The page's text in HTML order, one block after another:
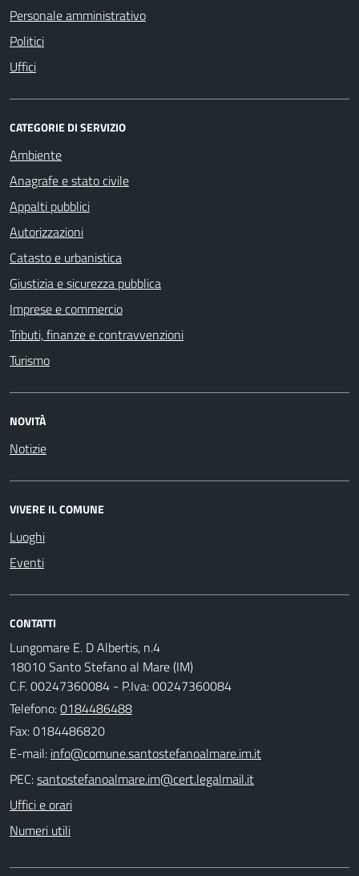
Personale amministrativo
Politici
Uffici
CATEGORIE DI SERVIZIO
Ambiente
Anagrafe e stato civile
Appalti pubblici
Autorizzazioni
Catasto e urbanistica
Giustizia e sicurezza pubblica
Imprese e commercio
Tributi, finanze e contravvenzioni
Turismo
NOVITÀ
Notizie
VIVERE IL COMUNE
Luoghi
Eventi
CONTATTI
Lungomare E. D Albertis, n.4
18010 Santo Stefano al Mare (IM)
C.F. 00247360084 - P.Iva: 00247360084
Telefono:0184486488
Fax: 0184486820
E-mail:
PEC:
Uffici e orari
Numeri utili